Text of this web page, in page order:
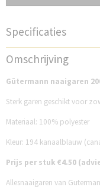
Specificaties
Productcode
GM200NG194
Omschrijving
Gütermann naaigaren
Sterk garen geschikt voor
Materiaal: 100% polyester
Kleur: 194 kanaalblauw
Prijs per stuk €4.50
Allesnaaigaren van